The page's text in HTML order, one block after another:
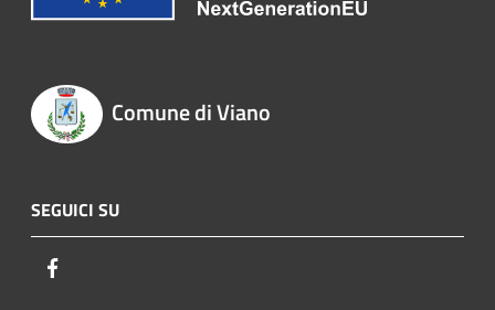
Comune di Viano
SEGUICI SU